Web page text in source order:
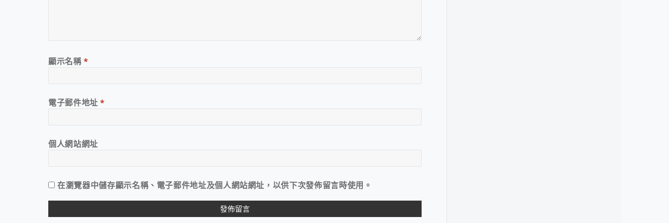
顯示名稱*
電子郵件地址*
個人網站網址
在瀏覽器中儲存顯示名稱、電子郵件地址及個人網站網址，以供下次發佈留言時使用。